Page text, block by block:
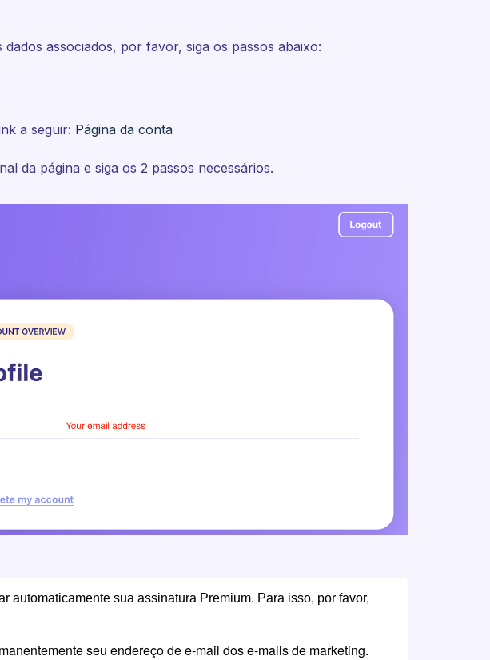
associados, por favor, siga os passos abaixo:
a seguir: Página da conta
da página e siga os 2 passos necessários.
seu endereço de e-mail dos e-mails de marketing.